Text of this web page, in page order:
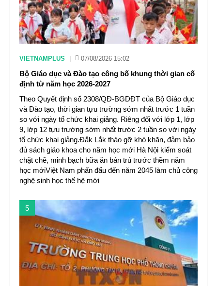
VIETNAMPLUS 07/08/2026 15:02
Bộ Giáo dục và Đào tạo công bố khung thời gian cố
định từ năm học 2026-2027
Theo Quyết định số 2308/QĐ-BGDĐT của Bộ Giáo dục
và Đào tạo, thời gian tựu trường sớm nhất trước 1 tuần
so với ngày tổ chức khai giảng. Riêng đối với lớp 1, lớp
9, lớp 12 tựu trường sớm nhất trước 2 tuần so với ngày
tổ chức khai giảng.Đắk Lắk tháo gỡ khó khăn, đảm bảo
đủ sách giáo khoa cho năm học mới Hà Nội kiểm soát
chặt chẽ, minh bạch bữa ăn bán trú trước thềm năm
học mớiViệt Nam phấn đấu đến năm 2045 làm chủ công
nghệ sinh học thế hệ mới
5